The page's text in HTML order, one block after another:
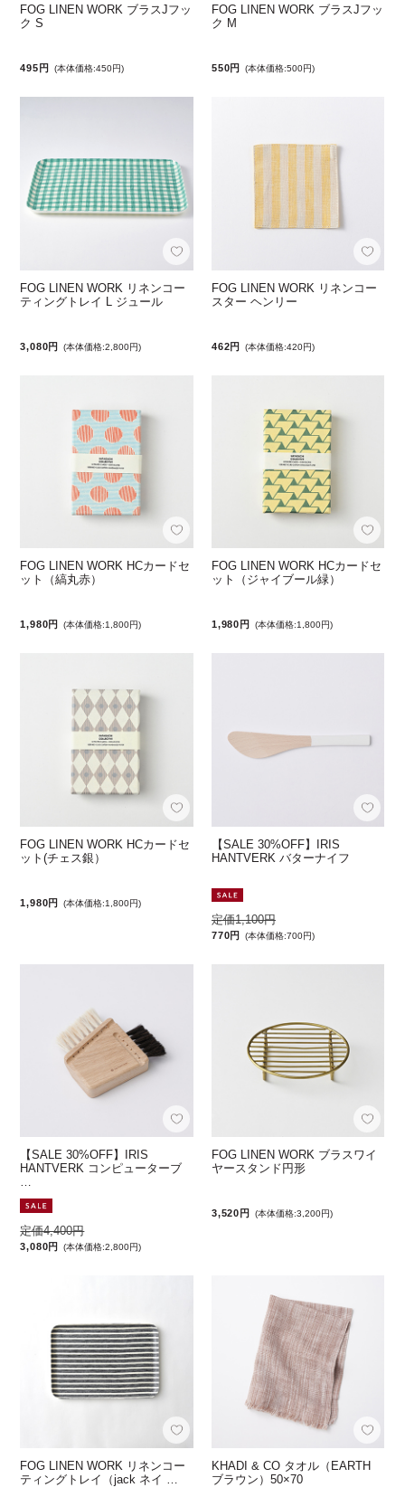
FOG LINEN WORK ブラスJフッ
ク S
495円 (本体価格:450円)
FOG LINEN WORK ブラスJフッ
ク M
550円 (本体価格:500円)
FOG LINEN WORK リネンコー
ティングトレイ L ジュール
3,080円 (本体価格:2,800円)
FOG LINEN WORK リネンコー
スター ヘンリー
462円 (本体価格:420円)
FOG LINEN WORK HCカードセ
ット（縞丸赤）
1,980円 (本体価格:1,800円)
FOG LINEN WORK HCカードセ
ット（ジャイブール緑）
1,980円 (本体価格:1,800円)
FOG LINEN WORK HCカードセ
ット(チェス銀）
1,980円 (本体価格:1,800円)
【SALE 30%OFF】IRIS
HANTVERK バターナイフ
定価1,100円
770円 (本体価格:700円)
【SALE 30%OFF】IRIS
HANTVERK コンピューターブ
…
定価4,400円
3,080円 (本体価格:2,800円)
FOG LINEN WORK ブラスワイ
ヤースタンド円形
3,520円 (本体価格:3,200円)
FOG LINEN WORK リネンコー
ティングトレイ（jack ネイ …
KHADI & CO タオル（EARTH
ブラウン）50×70